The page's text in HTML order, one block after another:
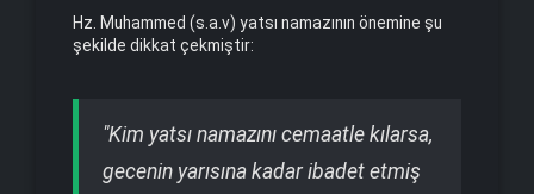
Hz. Muhammed (s.a.v) yatsı namazının önemine şu
şekilde dikkat çekmiştir:
"Kim yatsı namazını cemaatle kılarsa,
gecenin yarısına kadar ibadet etmiş